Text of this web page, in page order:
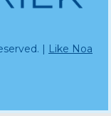
| Like Noa